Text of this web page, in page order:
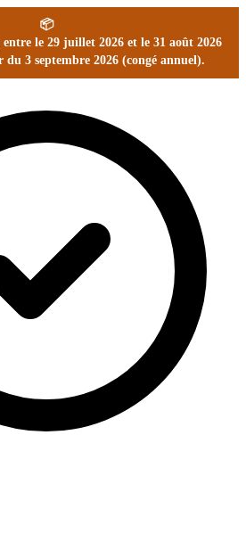
📦
entre le 29 juillet 2026 et le 31 août 2026
du 3 septembre 2026 (congé annuel).